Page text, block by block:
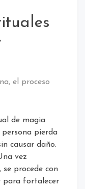
el proceso
de magia
pierda
causar daño.
vez
se procede con
para fortalecer